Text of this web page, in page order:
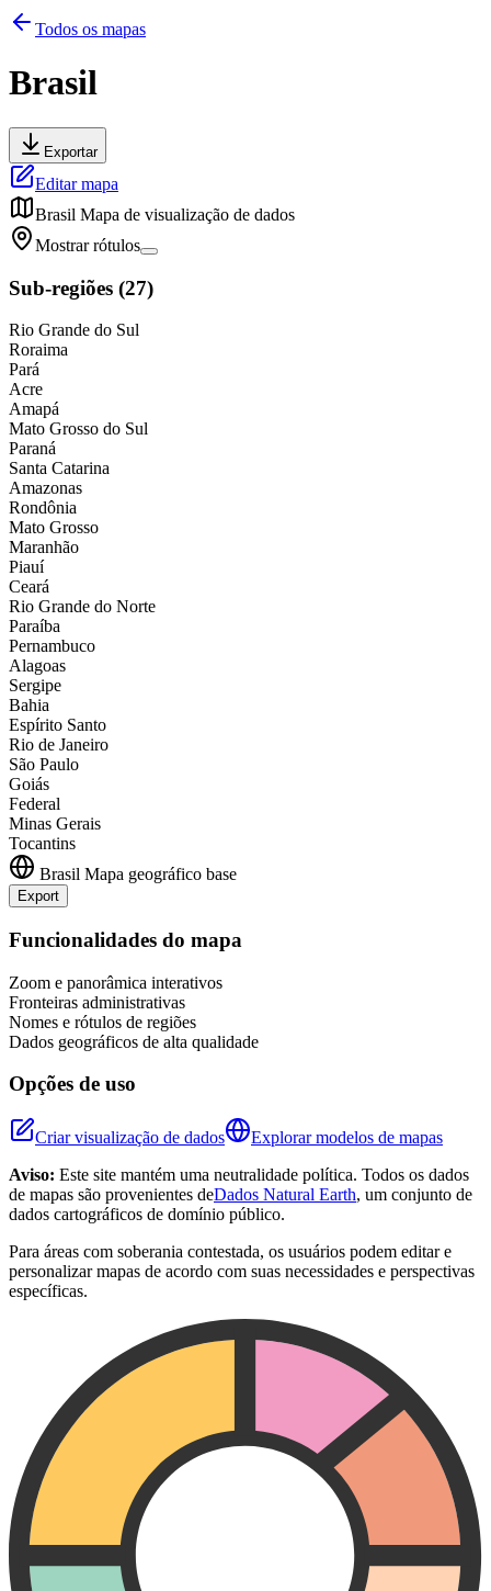
Todos os mapas
Brasil
Exportar
Editar mapa
Brasil Mapa de visualização de dados
Mostrar rótulos
Sub-regiões (27)
Rio Grande do Sul
Roraima
Pará
Acre
Amapá
Mato Grosso do Sul
Paraná
Santa Catarina
Amazonas
Rondônia
Mato Grosso
Maranhão
Piauí
Ceará
Rio Grande do Norte
Paraíba
Pernambuco
Alagoas
Sergipe
Bahia
Espírito Santo
Rio de Janeiro
São Paulo
Goiás
Federal
Minas Gerais
Tocantins
Brasil Mapa geográfico base
Export
+
Funcionalidades do mapa
Zoom e panorâmica interativos
Fronteiras administrativas
Nomes e rótulos de regiões
Dados geográficos de alta qualidade
Opções de uso
Criar visualização de dados
Explorar modelos de mapas
Aviso: Este site mantém uma neutralidade política. Todos os dados
de mapas são provenientes deDados Natural Earth, um conjunto de
dados cartográficos de domínio público.
Para áreas com soberania contestada, os usuários podem editar e
personalizar mapas de acordo com suas necessidades e perspectivas
específicas.